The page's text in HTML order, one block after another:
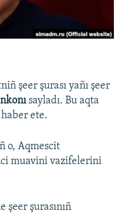
şeer şurası yañı şeer
sayladı. Bu aqta
ete.
o, Aqmescit
muavini vazifelerini
şurasınıñ